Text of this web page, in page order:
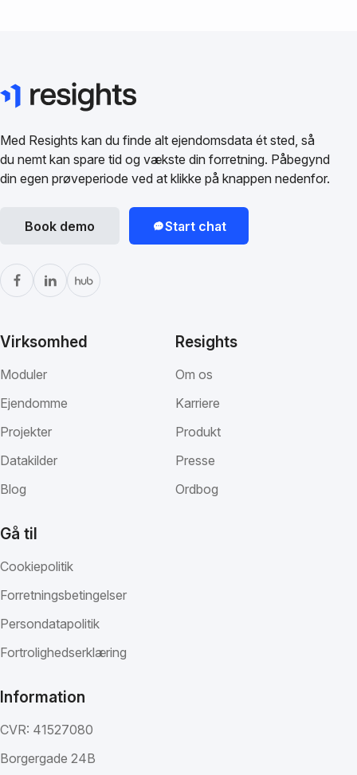
Med Resights kan du finde alt ejendomsdata ét sted, så
du nemt kan spare tid og vækste din forretning. Påbegynd
din egen prøveperiode ved at klikke på knappen nedenfor.
Book demo Start chat
Virksomhed
Moduler
Ejendomme
Projekter
Datakilder
Blog
Resights
Om os
Karriere
Produkt
Presse
Ordbog
Gå til
Cookiepolitik
Forretningsbetingelser
Persondatapolitik
Fortrolighedserklæring
Information
CVR: 41527080
Borgergade 24B